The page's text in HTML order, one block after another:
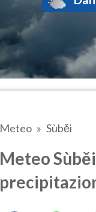
Meteo Sùběi
Meteo